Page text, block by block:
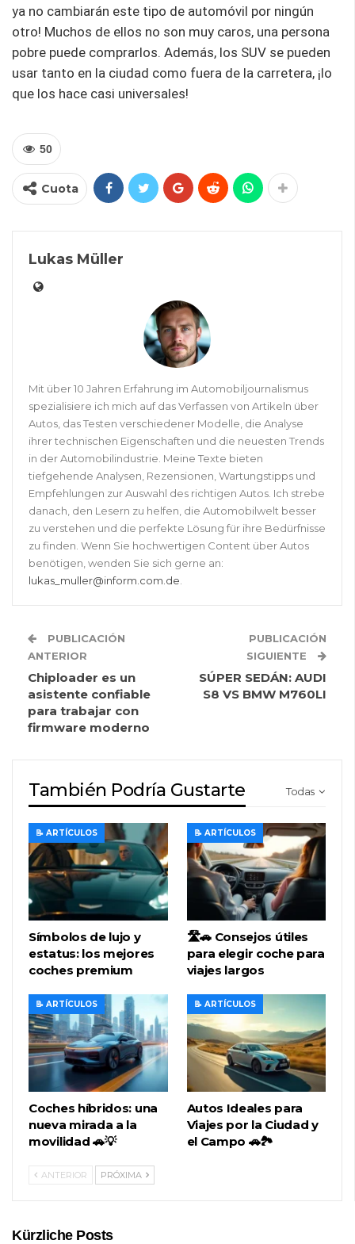
ya no cambiarán este tipo de automóvil por ningún
otro! Muchos de ellos no son muy caros, una persona
pobre puede comprarlos. Además, los SUV se pueden
usar tanto en la ciudad como fuera de la carretera, ¡lo
que los hace casi universales!
50
Cuota
Lukas Müller
Mit über 10 Jahren Erfahrung im Automobiljournalismus
spezialisiere ich mich auf das Verfassen von Artikeln über
Autos, das Testen verschiedener Modelle, die Analyse
ihrer technischen Eigenschaften und die neuesten Trends
in der Automobilindustrie. Meine Texte bieten
tiefgehende Analysen, Rezensionen, Wartungstipps und
Empfehlungen zur Auswahl des richtigen Autos. Ich strebe
danach, den Lesern zu helfen, die Automobilwelt besser
zu verstehen und die perfekte Lösung für ihre Bedürfnisse
zu finden. Wenn Sie hochwertigen Content über Autos
benötigen, wenden Sie sich gerne an:
lukas_muller@inform.com.de
PUBLICACIÓN
ANTERIOR
Chiploader es un
asistente confiable
para trabajar con
firmware moderno
PUBLICACIÓN
SIGUIENTE
SÚPER SEDÁN: AUDI
S8 VS BMW M760LI
Todas
También Podría Gustarte
📝 ARTÍCULOS
Símbolos de lujo y
estatus: los mejores
coches premium
📝 ARTÍCULOS
🛣️🚗 Consejos útiles
para elegir coche para
viajes largos
📝 ARTÍCULOS
Coches híbridos: una
nueva mirada a la
movilidad 🚗💡
📝 ARTÍCULOS
Autos Ideales para
Viajes por la Ciudad y
el Campo 🚗🏞️
ANTERIOR PRÓXIMA
Kürzliche Posts